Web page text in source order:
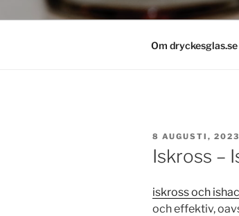
Om dryckesglas.se
PUBLICERAT
8 AUGUSTI, 2023
Iskross –
iskross och
och effektiv,